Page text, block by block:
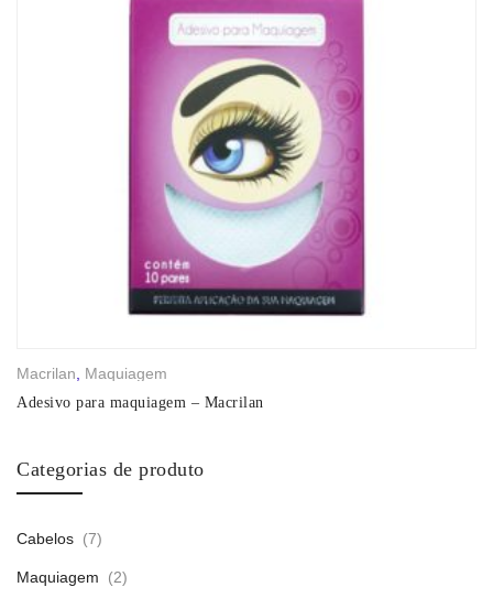
Macrilan, Maquiagem
Adesivo para maquiagem – Macrilan
Categorias de produto
Cabelos (7)
Maquiagem (2)